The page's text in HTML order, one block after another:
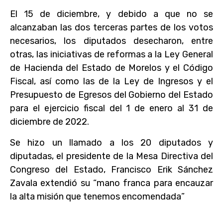
El 15 de diciembre, y debido a que no se
alcanzaban las dos terceras partes de los votos
necesarios, los diputados desecharon, entre
otras, las iniciativas de reformas a la Ley General
de Hacienda del Estado de Morelos y el Código
Fiscal, así como las de la Ley de Ingresos y el
Presupuesto de Egresos del Gobierno del Estado
para el ejercicio fiscal del 1 de enero al 31 de
diciembre de 2022.
Se hizo un llamado a los 20 diputados y
diputadas, el presidente de la Mesa Directiva del
Congreso del Estado, Francisco Erik Sánchez
Zavala extendió su “mano franca para encauzar
la alta misión que tenemos encomendada”